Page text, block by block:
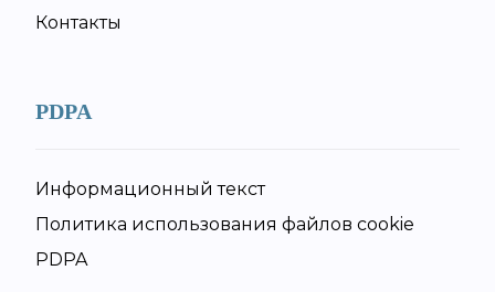
Контакты
PDPA
Информационный текст
Политика использования файлов cookie
PDPA